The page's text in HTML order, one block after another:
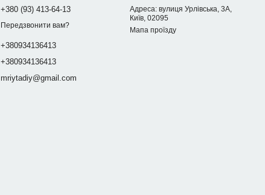
+380 (93) 413-64-13
Передзвонити вам?
+380934136413
+380934136413
mriytadiy@gmail.com
Адреса: вулиця Урлівська, 3А,
Київ, 02095
Мапа проїзду